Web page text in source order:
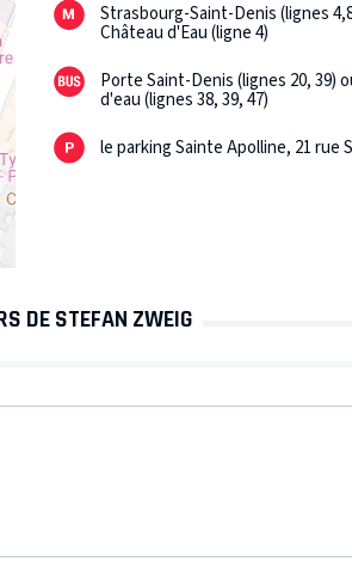
Strasbourg-Saint-Denis (lignes
Château d'Eau (ligne 4)
Porte Saint-Denis (lignes 20, 39)
d'eau (lignes 38, 39, 47)
le parking Sainte Apolline, 21 rue
DE STEFAN ZWEIG